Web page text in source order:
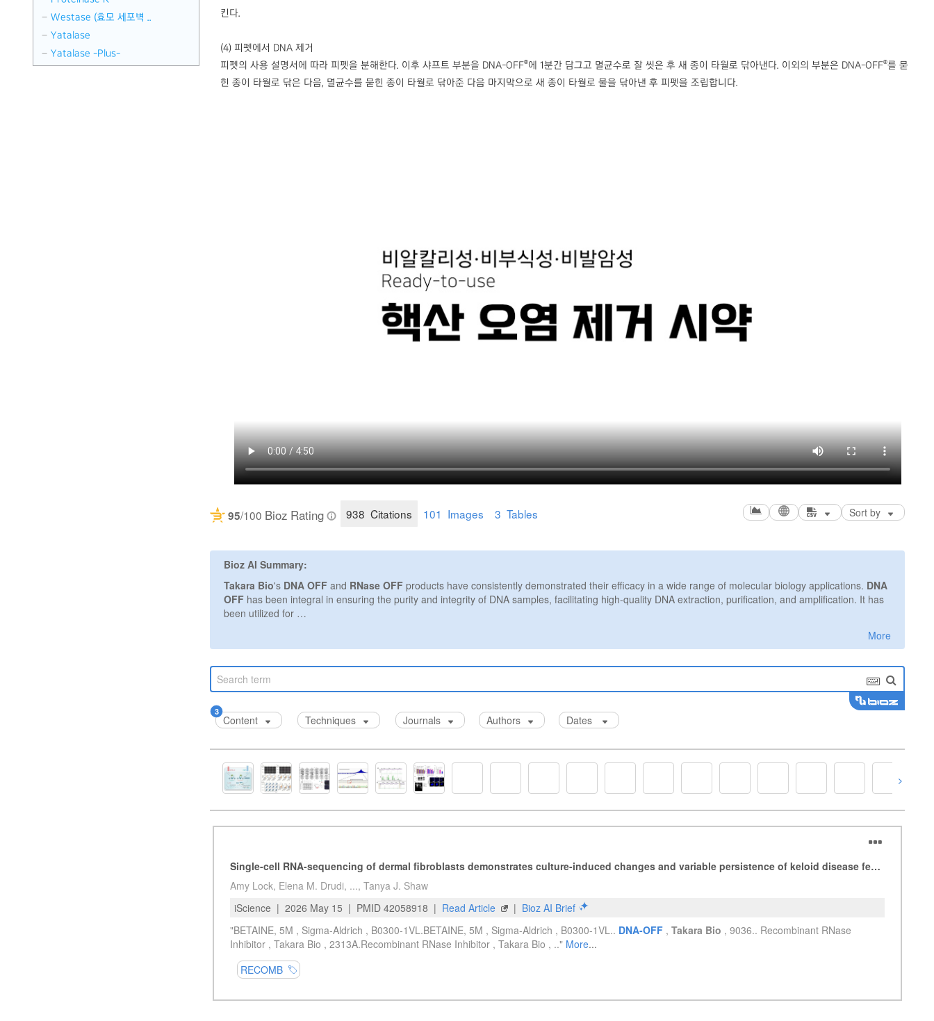
Westase (효모 세포벽 ..
Yatalase
Yatalase -Plus-
킨다.
(4) 피펫에서 DNA 제거
피펫의 사용 설명서에 따라 피펫을 분해한다. 이후 샤프트 부분을 DNA-OFF®에 1분간 담그고 멸균수로 잘 씻은 후 새 종이 타월로 닦아낸다. 이외의 부분은 DNA-OFF®를 묻
힌 종이 타월로 닦은 다음, 멸균수를 묻힌 종이 타월로 닦아준 다음 마지막으로 새 종이 타월로 물을 닦아낸 후 피펫을 조립합니다.